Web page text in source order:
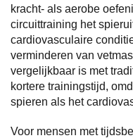
kracht- als aerobe
circuittraining het
cardiovasculaire
verminderen van
vergelijkbaar is met
kortere trainingstijd,
spieren als het
Voor mensen met